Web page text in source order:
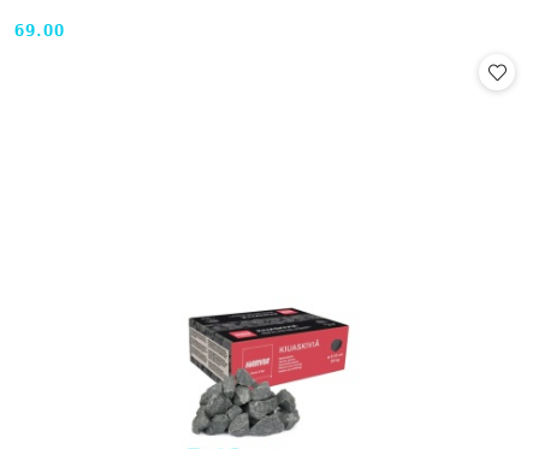
Cena:
69.00